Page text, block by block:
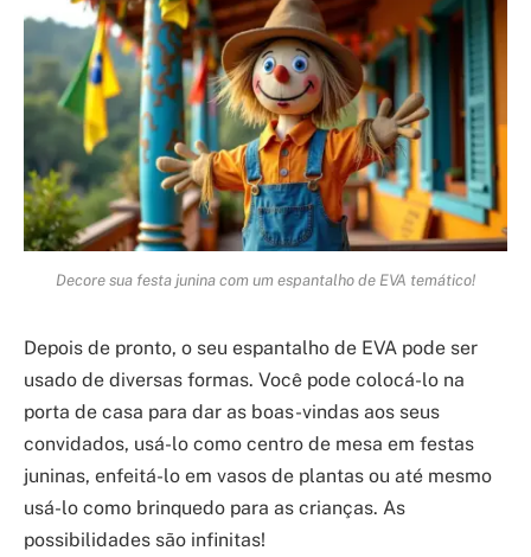
Decore sua festa junina com um espantalho de EVA temático!
Depois de pronto, o seu espantalho de EVA pode ser
usado de diversas formas. Você pode colocá-lo na
porta de casa para dar as boas-vindas aos seus
convidados, usá-lo como centro de mesa em festas
juninas, enfeitá-lo em vasos de plantas ou até mesmo
usá-lo como brinquedo para as crianças. As
possibilidades são infinitas!